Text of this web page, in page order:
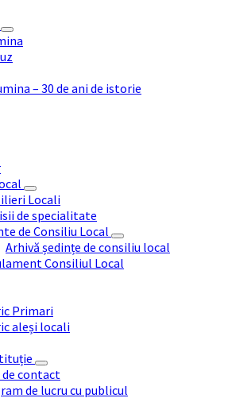
– 30 de ani de istorie
Locali
de specialitate
de Consiliu Local
Arhivă ședințe de consiliu local
Consiliul Local
Primari
aleși locali
de contact
de lucru cu publicul